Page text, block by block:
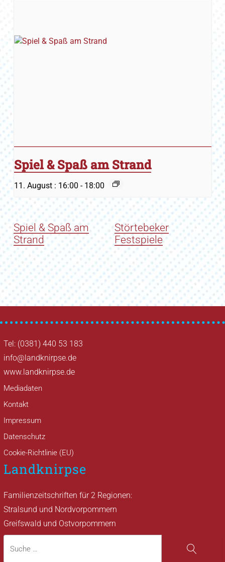
Spiel & Spaß am Strand
11. August : 16:00 - 18:00
Spiel & Spaß am
Strand
Störtebeker
Festspiele
Tel: (0381) 440 53 183
info@landknirpse.de
www.landknirpse.de
Mediadaten
Kontakt
Impressum
Datenschutz
Cookie-Richtlinie (EU)
Landknirpse
Familienzeitschriften für 2 Regionen:
Stralsund und Nordvorpommern
Greifswald und Ostvorpommern
Suche
Suche